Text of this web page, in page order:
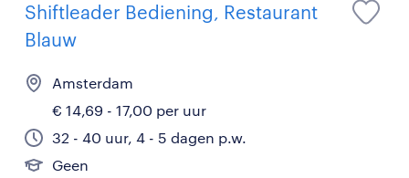
Shiftleader Bediening, Restaurant
Blauw
Amsterdam
€ 14,69 - 17,00 per uur
32 - 40 uur, 4 - 5 dagen p.w.
Geen